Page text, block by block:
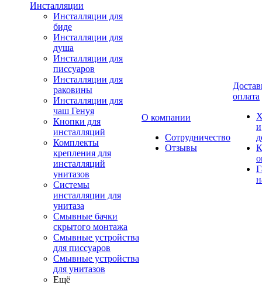
Инсталляции
Инсталляции для
биде
Инсталляции для
душа
Инсталляции для
писсуаров
Инсталляции для
раковины
Инсталляции для
чаш Генуя
Кнопки для
инсталляций
Комплекты
крепления для
инсталляций
унитазов
Системы
инсталляции для
унитаза
Смывные бачки
скрытого монтажа
Смывные устройства
для писсуаров
Смывные устройства
для унитазов
Ещё
О компании
Сотрудничество
Отзывы
оплата
и